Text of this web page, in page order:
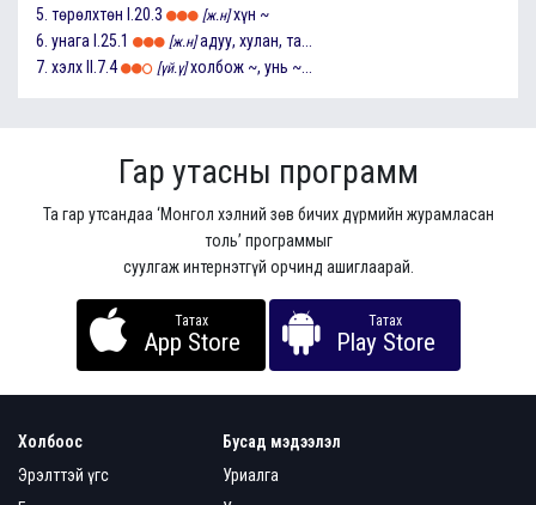
5. төрөлхтөн I.20.3 [ж.н] хүн ~
6. унага I.25.1 [ж.н] адуу, хулан, та...
7. хэлх II.7.4 [үй.ү] холбож ~, унь ~...
Гар утасны программ
Та гар утсандаа ‘Монгол хэлний зөв бичих дүрмийн журамласан
толь’ программыг
суулгаж интернэтгүй орчинд ашиглаарай.
Татах
App Store
Татах
Play Store
Холбоос
Эрэлттэй үгс
Бусад мэдээлэл
Уриалга